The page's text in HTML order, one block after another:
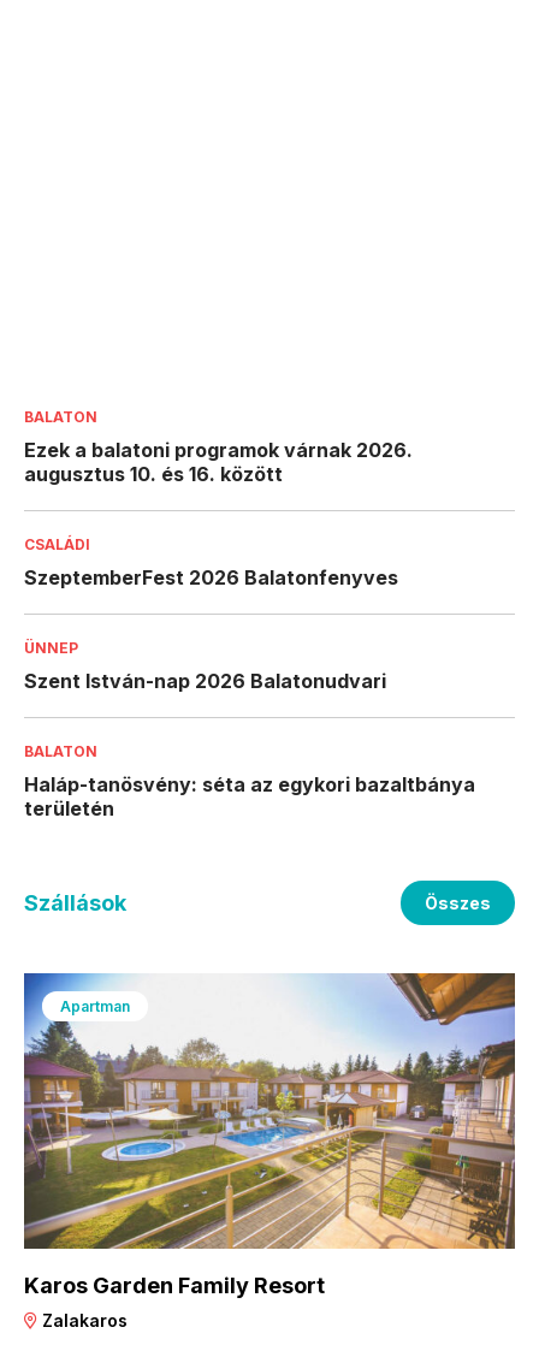
BALATON
Ezek a balatoni programok várnak 2026.
augusztus 10. és 16. között
CSALÁDI
SzeptemberFest 2026 Balatonfenyves
ÜNNEP
Szent István-nap 2026 Balatonudvari
BALATON
Haláp-tanösvény: séta az egykori bazaltbánya
területén
Szállások Összes
Apartman
Karos Garden Family Resort
Zalakaros